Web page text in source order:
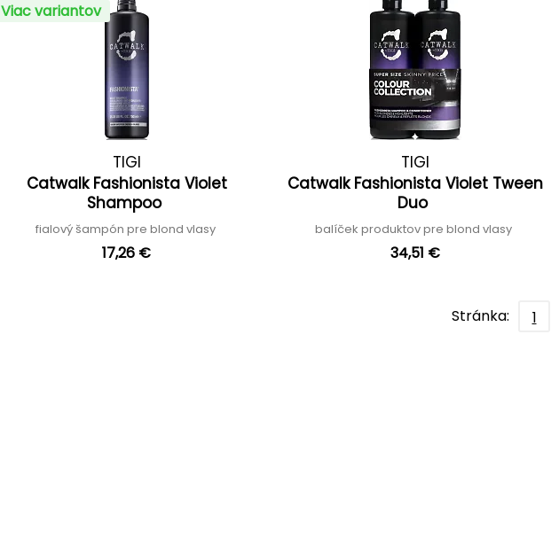
Viac variantov
TIGI
Catwalk Fashionista Violet
Shampoo
fialový šampón pre blond vlasy
17,26 €
TIGI
Catwalk Fashionista Violet Tween
Duo
balíček produktov pre blond vlasy
34,51 €
Stránka: 1